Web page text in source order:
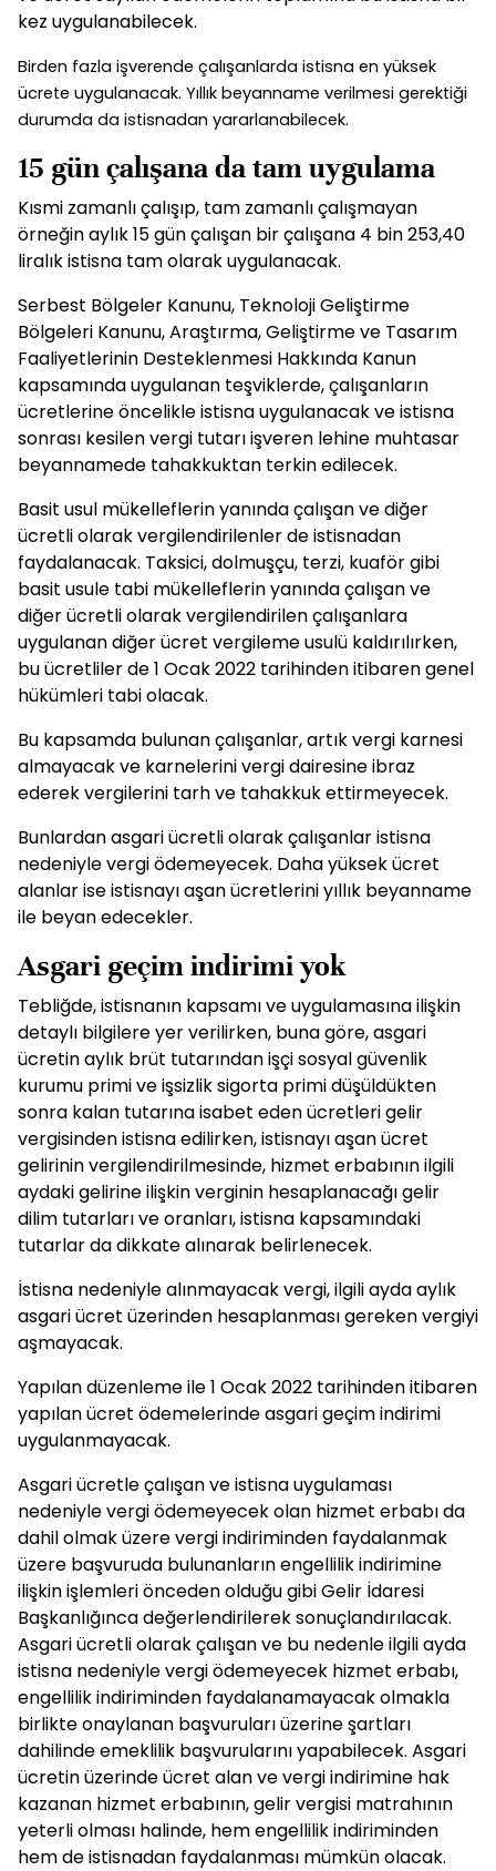
kez uygulanabilecek.
Birden fazla işverende çalışanlarda istisna en yüksek
ücrete uygulanacak. Yıllık beyanname verilmesi gerektiği
durumda da istisnadan yararlanabilecek.
15 gün çalışana da tam uygulama
Kısmi zamanlı çalışıp, tam zamanlı çalışmayan
örneğin aylık 15 gün çalışan bir çalışana 4 bin 253,40
liralık istisna tam olarak uygulanacak.
Serbest Bölgeler Kanunu, Teknoloji Geliştirme
Bölgeleri Kanunu, Araştırma, Geliştirme ve Tasarım
Faaliyetlerinin Desteklenmesi Hakkında Kanun
kapsamında uygulanan teşviklerde, çalışanların
ücretlerine öncelikle istisna uygulanacak ve istisna
sonrası kesilen vergi tutarı işveren lehine muhtasar
beyannamede tahakkuktan terkin edilecek.
Basit usul mükelleflerin yanında çalışan ve diğer
ücretli olarak vergilendirilenler de istisnadan
faydalanacak. Taksici, dolmuşçu, terzi, kuaför gibi
basit usule tabi mükelleflerin yanında çalışan ve
diğer ücretli olarak vergilendirilen çalışanlara
uygulanan diğer ücret vergileme usulü kaldırılırken,
bu ücretliler de 1 Ocak 2022 tarihinden itibaren genel
hükümleri tabi olacak.
Bu kapsamda bulunan çalışanlar, artık vergi karnesi
almayacak ve karnelerini vergi dairesine ibraz
ederek vergilerini tarh ve tahakkuk ettirmeyecek.
Bunlardan asgari ücretli olarak çalışanlar istisna
nedeniyle vergi ödemeyecek. Daha yüksek ücret
alanlar ise istisnayı aşan ücretlerini yıllık beyanname
ile beyan edecekler.
Asgari geçim indirimi yok
Tebliğde, istisnanın kapsamı ve uygulamasına ilişkin
detaylı bilgilere yer verilirken, buna göre, asgari
ücretin aylık brüt tutarından işçi sosyal güvenlik
kurumu primi ve işsizlik sigorta primi düşüldükten
sonra kalan tutarına isabet eden ücretleri gelir
vergisinden istisna edilirken, istisnayı aşan ücret
gelirinin vergilendirilmesinde, hizmet erbabının ilgili
aydaki gelirine ilişkin verginin hesaplanacağı gelir
dilim tutarları ve oranları, istisna kapsamındaki
tutarlar da dikkate alınarak belirlenecek.
İstisna nedeniyle alınmayacak vergi, ilgili ayda aylık
asgari ücret üzerinden hesaplanması gereken vergiyi
aşmayacak.
Yapılan düzenleme ile 1 Ocak 2022 tarihinden itibaren
yapılan ücret ödemelerinde asgari geçim indirimi
uygulanmayacak.
Asgari ücretle çalışan ve istisna uygulaması
nedeniyle vergi ödemeyecek olan hizmet erbabı da
dahil olmak üzere vergi indiriminden faydalanmak
üzere başvuruda bulunanların engellilik indirimine
ilişkin işlemleri önceden olduğu gibi Gelir İdaresi
Başkanlığınca değerlendirilerek sonuçlandırılacak.
Asgari ücretli olarak çalışan ve bu nedenle ilgili ayda
istisna nedeniyle vergi ödemeyecek hizmet erbabı,
engellilik indiriminden faydalanamayacak olmakla
birlikte onaylanan başvuruları üzerine şartları
dahilinde emeklilik başvurularını yapabilecek. Asgari
ücretin üzerinde ücret alan ve vergi indirimine hak
kazanan hizmet erbabının, gelir vergisi matrahının
yeterli olması halinde, hem engellilik indiriminden
hem de istisnadan faydalanması mümkün olacak.